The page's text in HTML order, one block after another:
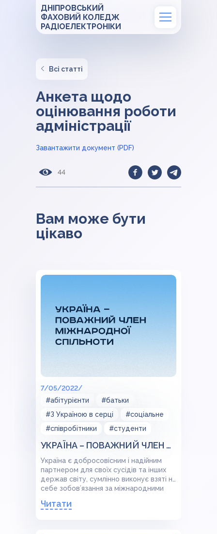
ДНІПРОВСЬКИЙ
ФАХОВИЙ КОЛЕДЖ
РАДІОЕЛЕКТРОНІКИ
Всі статті
Анкета щодо
оцінювання роботи
адміністрації
Завантажити документ (PDF)
44
Вам може бути
цікаво
7/05/2022/
#абітурієнти
#батьки
#З Україною в серці
#соціальне
#співробітники
#студенти
УКРАЇНА – ПОВАЖНИЙ ЧЛЕН МІЖНАРОДНОЇ СПІЛЬНОТИ
Україна є добросовісним і надійним
партнером для своїх сусідів та інших
держав світу, сумлінно виконує взяті на
себе зобов’язання за міжнародними
Читати